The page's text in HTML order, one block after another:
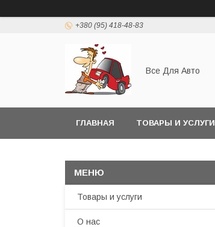
+380 (95) 418-48-83
Все Для Авто
ГЛАВНАЯ ТОВАРЫ И УСЛУГИ
Товары и услуги
О нас